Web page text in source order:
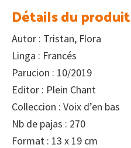
Détails du produit
Autor : Tristan, Flora
Linga : Francés
Parucion : 10/2019
Editor : Plein Chant
Colleccion : Voix d’en bas
Nb de pajas : 270
Format : 13 x 19 cm